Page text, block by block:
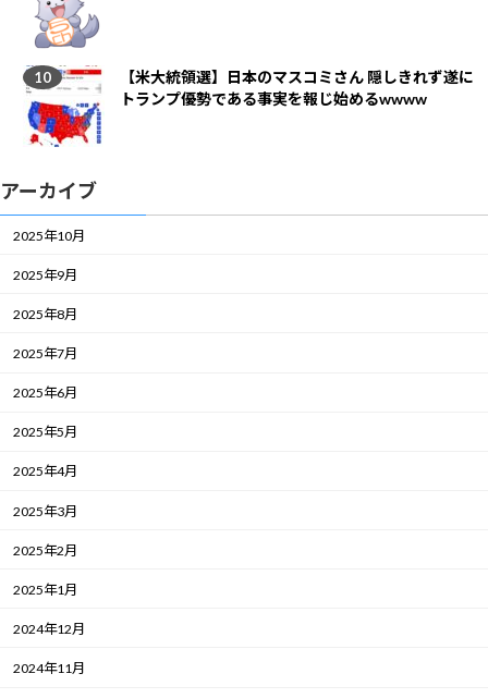
【米大統領選】日本のマスコミさん 隠しきれず遂に
トランプ優勢である事実を報じ始めるwwww
アーカイブ
2025年10月
2025年9月
2025年8月
2025年7月
2025年6月
2025年5月
2025年4月
2025年3月
2025年2月
2025年1月
2024年12月
2024年11月